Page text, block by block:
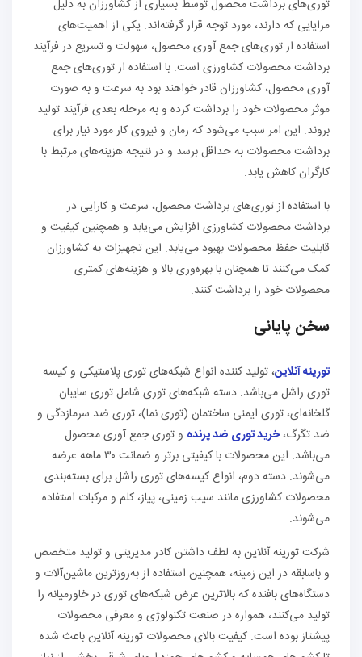
توری‌های برداشت محصول توسط بسیاری از کشاورزان به دلیل
مزایایی که دارند، مورد توجه قرار گرفته‌اند. یکی از اهمیت‌های
استفاده از توری‌های جمع آوری محصول، سهولت و تسریع در فرآیند
برداشت محصولات کشاورزی است. با استفاده از توری‌های جمع
آوری محصول، کشاورزان قادر خواهند بود به سرعت و به صورت
موثر محصولات خود را برداشت کرده و به مرحله بعدی فرآیند تولید
بروند. این امر سبب می‌شود که زمان و نیروی کار مورد نیاز برای
برداشت محصولات به حداقل برسد و در نتیجه هزینه‌های مرتبط با
کارگران کاهش یابد.
با استفاده از توری‌های برداشت محصول، سرعت و کارایی در
برداشت محصولات کشاورزی افزایش می‌یابد و همچنین کیفیت و
قابلیت حفظ محصولات بهبود می‌یابد. این تجهیزات به کشاورزان
کمک می‌کنند تا همچنان با بهره‌وری بالا و هزینه‌های کمتری
محصولات خود را برداشت کنند.
سخن پایانی
تورینه آنلاین، تولید کننده انواع شبکه‌های توری پلاستیکی و کیسه
توری راشل می‌باشد. دسته شبکه‌های توری شامل توری سایبان
گلخانه‌ای، توری ایمنی ساختمان (توری نما)، توری ضد سرمازدگی و
ضد تگرگ،خرید توری ضد پرنده و توری جمع آوری محصول
می‌باشد. این محصولات با کیفیتی برتر و ضمانت ۳۰ ماهه عرضه
می‌شوند. دسته دوم، انواع کیسه‌های توری راشل برای بسته‌بندی
محصولات کشاورزی مانند سیب‌ زمینی، پیاز، کلم و مرکبات استفاده
می‌شوند.
شرکت تورینه آنلاین به لطف داشتن کادر مدیریتی و تولید متخصص
و باسابقه در این زمینه، همچنین استفاده از به‌روزترین ماشین‌آلات و
دستگاه‌های بافنده که بالاترین عرض شبکه‌های توری در خاورمیانه را
تولید می‌کنند، همواره در صنعت تکنولوژی و معرفی محصولات
پیشتاز بوده است. کیفیت بالای محصولات تورینه آنلاین باعث شده